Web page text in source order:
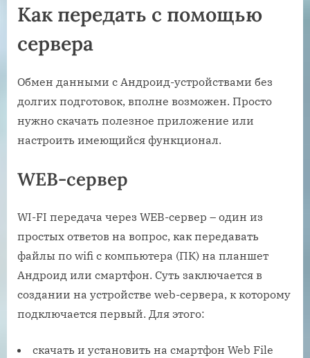
Как передать с помощью
сервера
Обмен данными с Андроид-устройствами без
долгих подготовок, вполне возможен. Просто
нужно скачать полезное приложение или
настроить имеющийся функционал.
WEB-сервер
WI-FI передача через WEB-сервер – один из
простых ответов на вопрос, как передавать
файлы по wifi с компьютера (ПК) на планшет
Андроид или смартфон. Суть заключается в
создании на устройстве web-сервера, к которому
подключается первый. Для этого:
скачать и установить на смартфон Web File